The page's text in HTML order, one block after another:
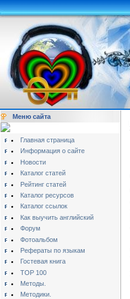
Меню сайта
Главная страница
Информация о сайте
Новости
Каталог статей
Рейтинг статей
Каталог ресурсов
Каталог ссылок
Как выучить английский
Форум
Фотоальбом
Рефераты по языкам
Гостевая книга
TOP 100
Методы.
Методики.